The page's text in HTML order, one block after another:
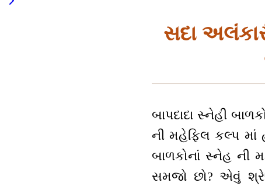
સદા
બાપદાદા સ્નેહી
ની મહેફિલ કલ્પ
બાળકોનાં સ્નેહ ની
સમજો છો? એવું